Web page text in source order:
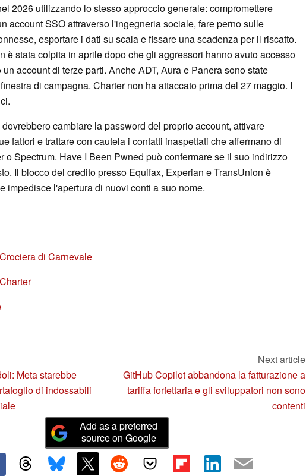
2026 utilizzando lo stesso approccio generale: compromettere
account SSO attraverso l'ingegneria sociale, fare perno sulle
esportare i dati su scala e fissare una scadenza per il riscatto.
è stata colpita in aprile dopo che gli aggressori hanno avuto accesso
account di terze parti. Anche ADT, Aura e Panera sono state
di campagna. Charter non ha attaccato prima del 27 maggio. I
cambiare la password del proprio account, attivare
fattori e trattare con cautela i contatti inaspettati che affermano di
o Spectrum. Have I Been Pwned può confermare se il suo indirizzo
Il blocco del credito presso Equifax, Experian e TransUnion è
impedisce l'apertura di nuovi conti a suo nome.
di Carnevale
Meta starebbe
di indossabili
Next article
GitHub Copilot abbandona la fatturazione a
tariffa forfettaria e gli sviluppatori non sono
contenti
Add as a preferred
source on Google